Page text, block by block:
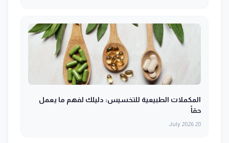
المكملات الطبيعية للتخسيس: دليلك لفهم ما يعمل
حقاً
20 July 2026